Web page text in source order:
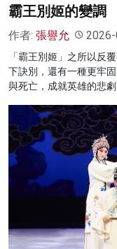
霸王別姬的變調
作者: 張譽允
「霸王別姬」之所以反
下訣別，還有一種更牢
與死亡，成就英雄的悲劇